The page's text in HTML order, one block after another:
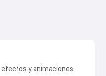
efectos y animaciones